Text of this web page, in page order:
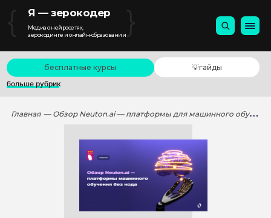
{ Я — зерокодер
Медиа о нейросетях,
зерокодинге и онлайн-образовании}
бесплатные курсы
💡гайды
больше рубрик
Главная — Обзор Neuton.ai — платформы для машинного обучения без кода